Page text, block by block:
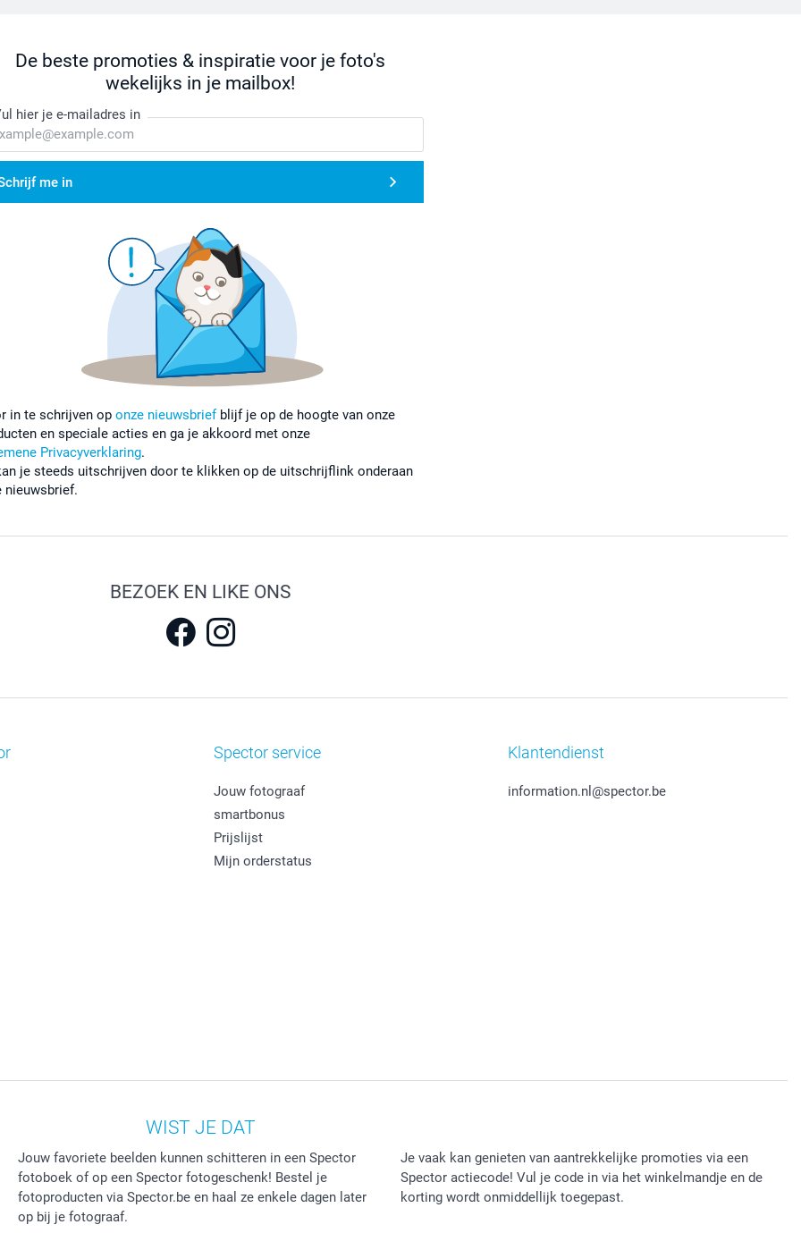
De beste promoties & inspiratie voor je foto's
wekelijks in je mailbox!
hier je e-mailadres in
me in
in te schrijven op onze nieuwsbriefblijf je op de hoogte van onze
en speciale acties en ga je akkoord met onze
Privacyverklaring.
je steeds uitschrijven door te klikken op de uitschrijflink onderaan
nieuwsbrief.
BEZOEK EN LIKE ONS
Spector service
Jouw fotograaf
smartbonus
Prijslijst
Mijn orderstatus
Klantendienst
information.nl@spector.be
WIST JE DAT
Jouw favoriete beelden kunnen schitteren in een Spector
fotoboek of op een Spector fotogeschenk! Bestel je
fotoproducten via Spector.be en haal ze enkele dagen later
op bij je fotograaf.
Je vaak kan genieten van aantrekkelijke promoties via een
Spector actiecode! Vul je code in via het winkelmandje en de
korting wordt onmiddellijk toegepast.